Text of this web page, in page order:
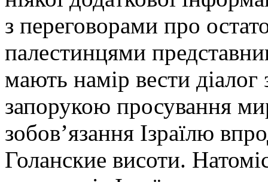
з переговорами про
палестинцями
мають намір вести
запорукою просування
зобов’язання Ізраїлю
Голанские висоти.